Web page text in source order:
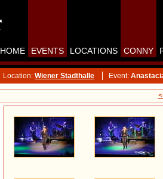
HOME EVENTS LOCATIONS CONNY
Location: Wiener Stadthalle Event: